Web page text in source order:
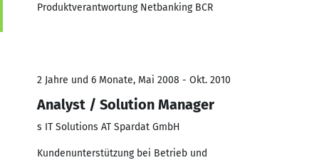
Produktverantwortung Netbanking BCR
2 Jahre und 6 Monate, Mai 2008 - Okt. 2010
Analyst / Solution Manager
s IT Solutions AT Spardat GmbH
Kundenunterstützung bei Betrieb und